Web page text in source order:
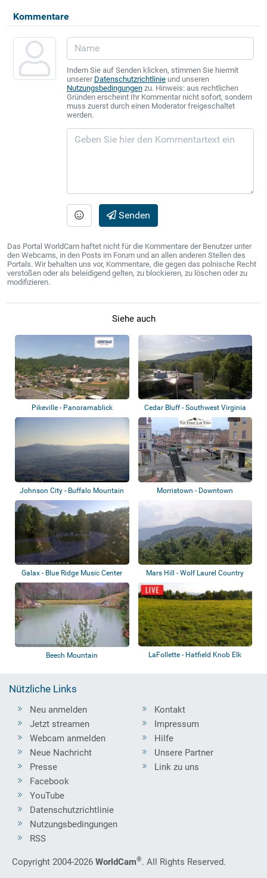
Kommentare
Indem Sie auf Senden klicken, stimmen Sie hiermit
unserer Datenschutzrichtlinieund unseren
Nutzungsbedingungenzu. Hinweis: aus rechtlichen
Gründen erscheint Ihr Kommentar nicht sofort, sondern
muss zuerst durch einen Moderator freigeschaltet
werden.
Senden
Das Portal WorldCam haftet nicht für die Kommentare der Benutzer unter
den Webcams, in den Posts im Forum und an allen anderen Stellen des
Portals. Wir behalten uns vor, Kommentare, die gegen das polnische Recht
verstoßen oder als beleidigend gelten, zu blockieren, zu löschen oder zu
modifizieren.
Siehe auch
Pikeville - Panoramablick
Cedar Bluff - Southwest Virginia
Communi...
Johnson City - Buffalo Mountain
Park
Morristown - Downtown
Galax - Blue Ridge Music Center
Mars Hill - Wolf Laurel Country
Beech Mountain LaFollette - Hatfield Knob Elk
Nützliche Links
Neu anmelden
Jetzt streamen
Webcam anmelden
Neue Nachricht
Presse
Kontakt
Impressum
Hilfe
Unsere Partner
Link zu uns
Facebook
YouTube
Datenschutzrichtlinie
Nutzungsbedingungen
RSS
Copyright 2004-2026 WorldCam®. All Rights Reserved.